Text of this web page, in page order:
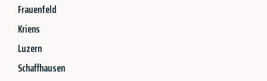
Frauenfeld
Kriens
Luzern
Schaffhausen